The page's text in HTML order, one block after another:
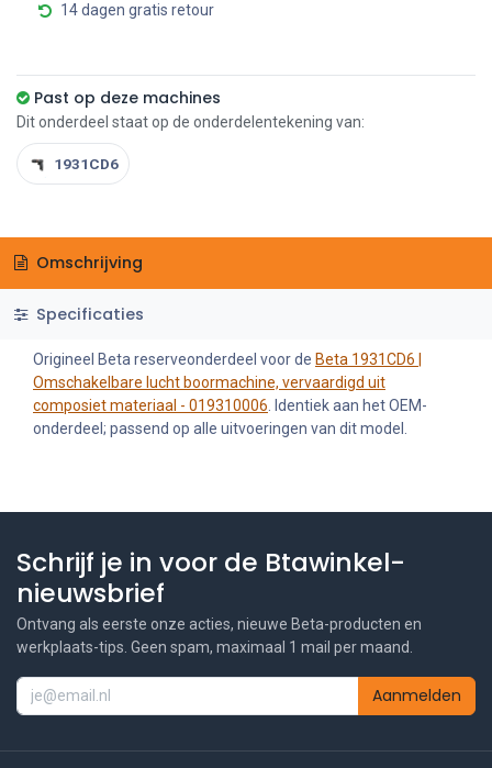
14 dagen gratis retour
Past op deze machines
Dit onderdeel staat op de onderdelentekening van:
1931CD6
Omschrijving
Specificaties
Origineel Beta reserveonderdeel voor de Beta 1931CD6 |
Omschakelbare lucht boormachine, vervaardigd uit
composiet materiaal - 019310006. Identiek aan het OEM-
onderdeel; passend op alle uitvoeringen van dit model.
Schrijf je in voor de Btawinkel-
nieuwsbrief
Ontvang als eerste onze acties, nieuwe Beta-producten en
werkplaats-tips. Geen spam, maximaal 1 mail per maand.
Aanmelden